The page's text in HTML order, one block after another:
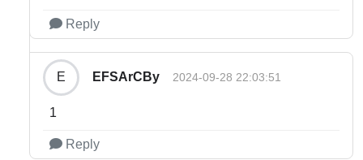
Reply
E EFSArCBy 2024-09-28 22:03:51
1
Reply